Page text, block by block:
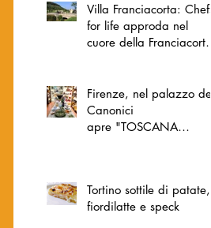
Villa Franciacorta: Chefs
for life approda nel
cuore della Franciacorta,
Firenze, nel palazzo dei
Canonici
apre "TOSCANA
Tortino sottile di patate,
fiordilatte e speck